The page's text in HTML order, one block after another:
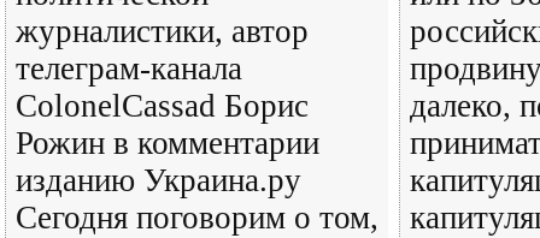
журналистики, автор
телеграм-канала
ColonelCassad Борис
Рожин в комментарии
изданию Украина.ру
Сегодня поговорим о том,
далеко,